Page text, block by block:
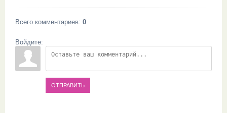
Всего комментариев: 0
Войдите:
ОТПРАВИТЬ